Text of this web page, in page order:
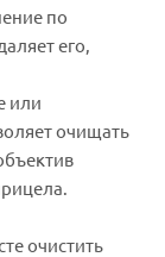
по
его,
или
очищать
очистить